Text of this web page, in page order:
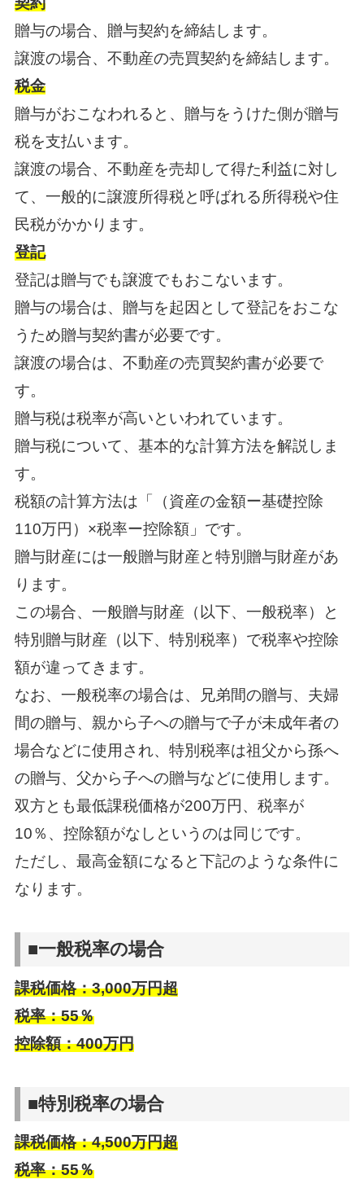
贈与の場合、贈与契約を締結します。
譲渡の場合、不動産の売買契約を締結します。
税金
贈与がおこなわれると、贈与をうけた側が贈与
税を支払います。
譲渡の場合、不動産を売却して得た利益に対し
て、一般的に譲渡所得税と呼ばれる所得税や住
民税がかかります。
登記
登記は贈与でも譲渡でもおこないます。
贈与の場合は、贈与を起因として登記をおこな
うため贈与契約書が必要です。
譲渡の場合は、不動産の売買契約書が必要で
す。
贈与税は税率が高いといわれています。
贈与税について、基本的な計算方法を解説しま
す。
税額の計算方法は「（資産の金額ー基礎控除
110万円）×税率ー控除額」です。
贈与財産には一般贈与財産と特別贈与財産があ
ります。
この場合、一般贈与財産（以下、一般税率）と
特別贈与財産（以下、特別税率）で税率や控除
額が違ってきます。
なお、一般税率の場合は、兄弟間の贈与、夫婦
間の贈与、親から子への贈与で子が未成年者の
場合などに使用され、特別税率は祖父から孫へ
の贈与、父から子への贈与などに使用します。
双方とも最低課税価格が200万円、税率が
10％、控除額がなしというのは同じです。
ただし、最高金額になると下記のような条件に
なります。
■一般税率の場合
課税価格：3,000万円超
税率：55％
控除額：400万円
■特別税率の場合
課税価格：4,500万円超
税率：55％